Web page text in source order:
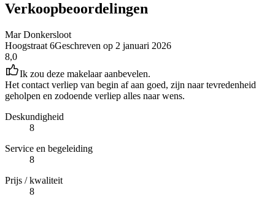
Verkoopbeoordelingen
Mar Donkersloot
Hoogstraat 6Geschreven op 2 januari 2026
8,0
Ik zou deze makelaar aanbevelen.
Het contact verliep van begin af aan goed, zijn naar tevredenheid
geholpen en zodoende verliep alles naar wens.
Deskundigheid
8
Service en begeleiding
8
Prijs / kwaliteit
8